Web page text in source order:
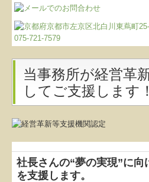
経営理念
交通案内
業務案内
リンク集
TKCのFinTechサービス
当事務所が経営革
してご支援します！
社長さんの“夢の実現”に向
を支援します。